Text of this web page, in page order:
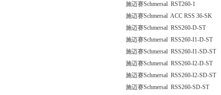
施迈赛Schmersal RST260-1
施迈赛Schmersal ACC RSS 36-SK
施迈赛Schmersal RSS260-D-ST
施迈赛Schmersal RSS260-I1-D-ST
施迈赛Schmersal RSS260-I1-SD-ST
施迈赛Schmersal RSS260-I2-D-ST
施迈赛Schmersal RSS260-I2-SD-ST
施迈赛Schmersal RSS260-SD-ST